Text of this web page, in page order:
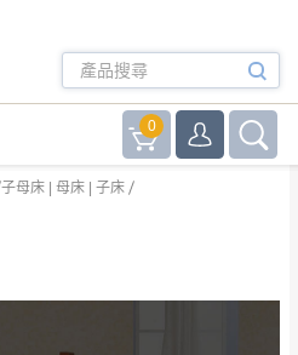
0
子母床 | 母床 | 子床